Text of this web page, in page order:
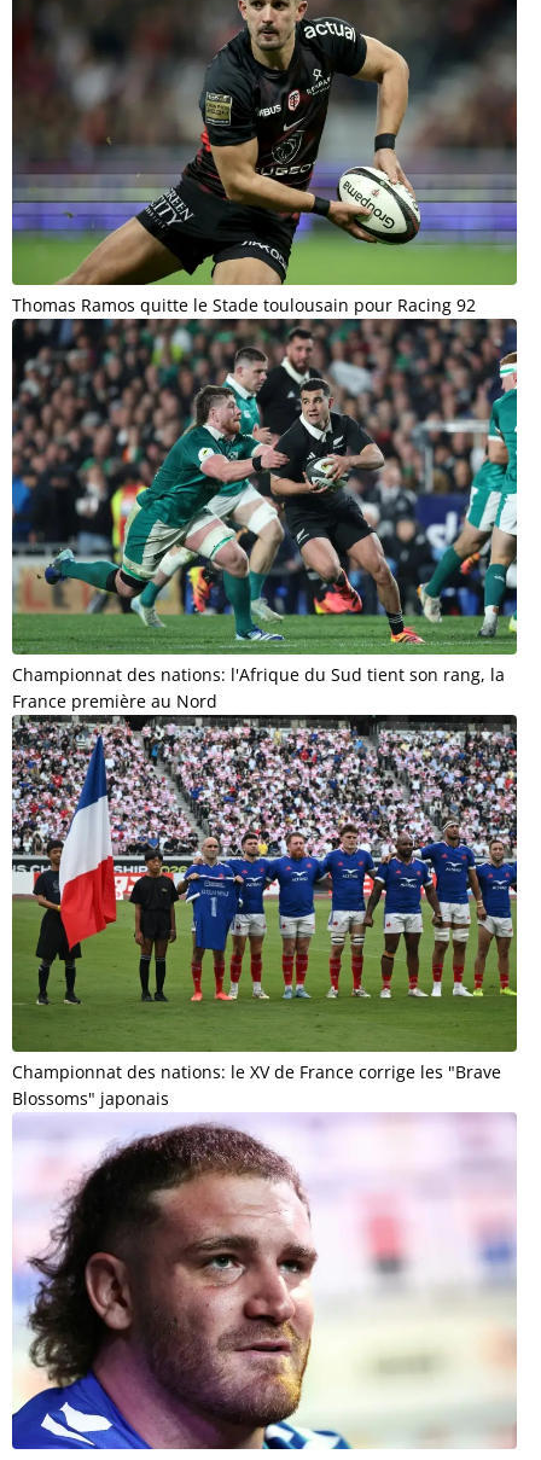
Thomas Ramos quitte le Stade toulousain pour Racing 92
Championnat des nations: l'Afrique du Sud tient son rang, la
France première au Nord
Championnat des nations: le XV de France corrige les "Brave
Blossoms" japonais